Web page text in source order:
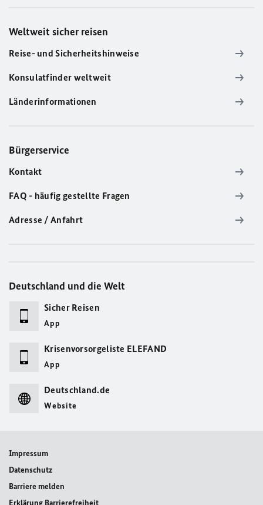
Weltweit sicher reisen
Reise- und Sicherheitshinweise
Konsulatfinder weltweit
Länderinformationen
Bürgerservice
Kontakt
FAQ - häufig gestellte Fragen
Adresse / Anfahrt
Deutschland und die Welt
Sicher Reisen
App
Krisenvorsorgeliste ELEFAND
App
Deutschland.de
Website
Impressum
Datenschutz
Barriere melden
Erklärung Barrierefreiheit